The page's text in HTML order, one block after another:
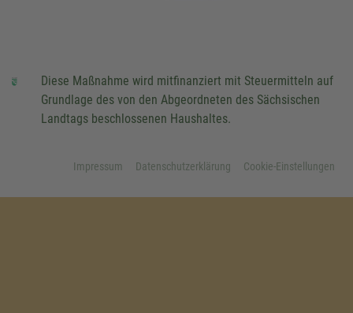
Diese Maßnahme wird mitfinanziert mit Steuermitteln auf
Grundlage des von den Abgeordneten des Sächsischen
Landtags beschlossenen Haushaltes.
Impressum Datenschutzerklärung Cookie-Einstellungen